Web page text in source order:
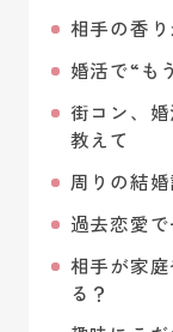
相手の香
婚活で“も
街コン、
教えて
周りの結
過去恋愛
相手が家
る？